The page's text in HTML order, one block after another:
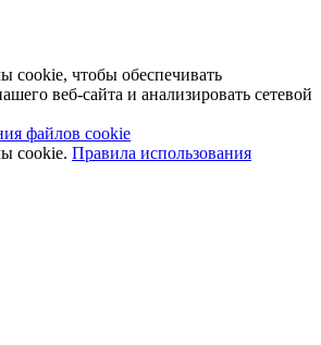
cookie, чтобы обеспечивать
веб-сайта и анализировать сетевой
файлов cookie
cookie. Правила использования